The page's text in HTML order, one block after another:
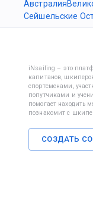
Австралия
Сейшельские
iNsailing – это
капитанов,
спортсменами,
попутчиками и
помогает находить
познакомит с
СОЗДАТЬ